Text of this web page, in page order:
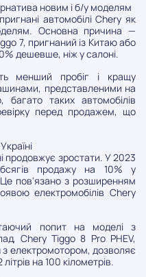
новим і б/у моделям
автомобілі Chery як
Основна причина —
7, пригнаний із Китаю або
дешевше, ніж у салоні.
менший пробіг і кращу
представленими на
багато таких автомобілів
перед продажем, що
продовжує зростати. У 2023
продажу на 10% у
пов'язано з розширенням
електромобілів Chery
попит на моделі з
Chery Tiggo 8 Pro PHEV,
електромотором, дозволяє
на 100 кілометрів.